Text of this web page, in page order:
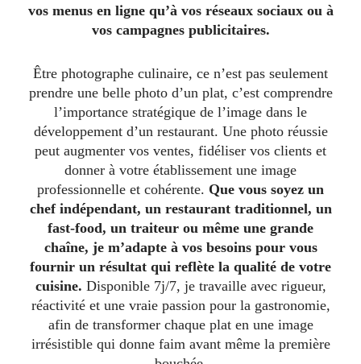
vos menus en ligne qu’à vos réseaux sociaux ou à
vos campagnes publicitaires.
Être photographe culinaire, ce n’est pas seulement
prendre une belle photo d’un plat, c’est comprendre
l’importance stratégique de l’image dans le
développement d’un restaurant. Une photo réussie
peut augmenter vos ventes, fidéliser vos clients et
donner à votre établissement une image
professionnelle et cohérente. Que vous soyez un
chef indépendant, un restaurant traditionnel, un
fast-food, un traiteur ou même une grande
chaîne, je m’adapte à vos besoins pour vous
fournir un résultat qui reflète la qualité de votre
cuisine. Disponible 7j/7, je travaille avec rigueur,
réactivité et une vraie passion pour la gastronomie,
afin de transformer chaque plat en une image
irrésistible qui donne faim avant même la première